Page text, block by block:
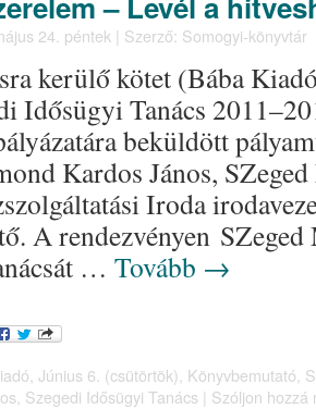
24. péntek | Szerző: Somogyi-könyvtár
kerülő kötet (Bába
Idősügyi Tanács
beküldött
Kardos János,
Iroda
A rendezvényen
… Tovább →
Június 6. (csütörtök) Könyvbemutató
Szegedi Idősügyi Tanács | Szóljon hozzá